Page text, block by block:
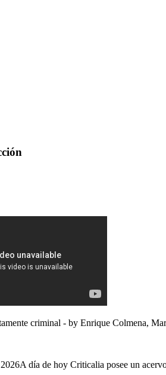
criminal - by Enrique Colmena,
2026A día de hoy Criticalia posee un